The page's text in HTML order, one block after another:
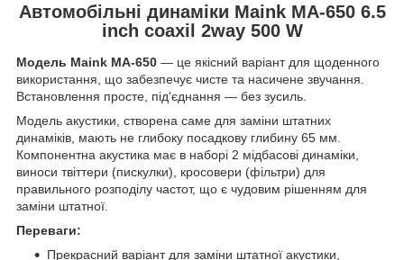
Автомобільні динаміки Maink MA-650 6.5
inch coaxil 2way 500 W
Модель Maink MA-650 — це якісний варіант для щоденного
використання, що забезпечує чисте та насичене звучання.
Встановлення просте, під'єднання — без зусиль.
Модель акустики, створена саме для заміни штатних
динаміків, мають не глибоку посадкову глибину 65 мм.
Компонентна акустика має в наборі 2 мідбасові динаміки,
виноси твіттери (пискулки), кросовери (фільтри) для
правильного розподілу частот, що є чудовим рішенням для
заміни штатної.
Переваги:
Прекрасний варіант для заміни штатної акустики,